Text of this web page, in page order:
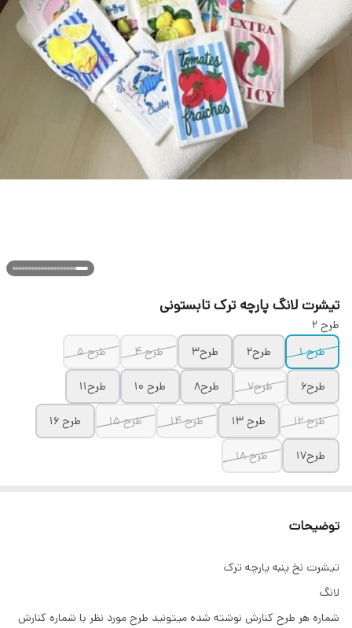
تیشرت لانگ پارچه ترک تابستونی
طرح 2
طرح 1
طرح۲ طرح۳ طرح ۴ طرح ۵
طرح۶ طرح7 طرح8 طرح 10 طرح۱۱
طرح ۱۲ طرح ۱۳ طرح ۱۴ طرح ۱۵ طرح ۱۶
طرح‌۱۷ طرح ۱۸
توضیحات
تیشرت نخ پنبه پارچه ترک
لانگ
شماره هر طرح کنارش نوشته شده میتونید طرح مورد نظر با شماره کنارش